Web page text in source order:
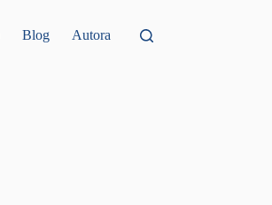
Blog Autora